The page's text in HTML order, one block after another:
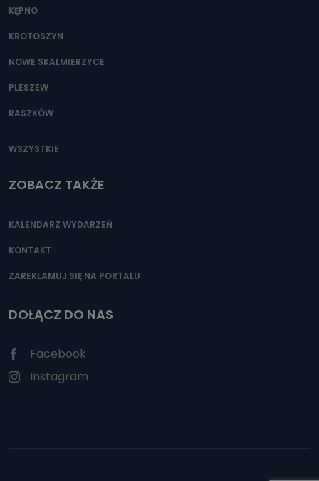
KĘPNO
KROTOSZYN
NOWE SKALMIERZYCE
PLESZEW
RASZKÓW
WSZYSTKIE
ZOBACZ TAKŻE
KALENDARZ WYDARZEŃ
KONTAKT
ZAREKLAMUJ SIĘ NA PORTALU
DOŁĄCZ DO NAS
Facebook
Instagram